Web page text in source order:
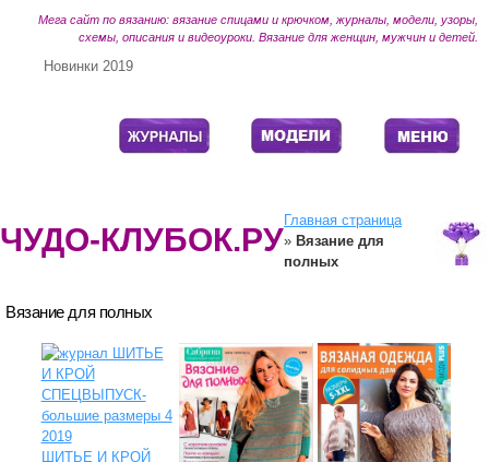
Мега сайт по вязанию: вязание спицами и крючком, журналы, модели, узоры,
схемы, описания и видеоуроки. Вязание для женщин, мужчин и детей.
Новинки 2019
ЧУДО-КЛУБОК.РУ
Главная страница
» Вязание для
полных
Вязание для полных
ШИТЬЕ И КРОЙ